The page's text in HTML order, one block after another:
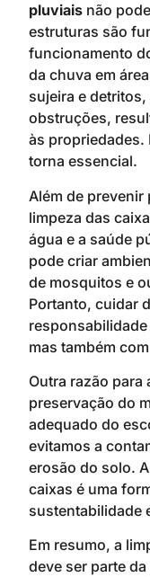
pluviais não
estruturas são
funcionamento
da chuva em
sujeira e
obstruções,
às propriedades.
torna essencial.
Além de prevenir
limpeza das
água e a saúde
pode criar
de mosquitos e
Portanto, cuidar
mas também
Outra razão para
preservação do
adequado do
evitamos a
erosão do solo.
caixas é uma
sustentabilidade
Em resumo, a
deve ser parte